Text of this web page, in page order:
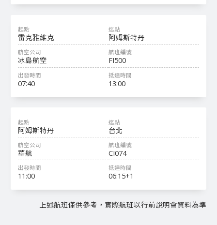
雷克雅維克 阿姆斯特丹
冰島航空 FI500
07:40 13:00
阿姆斯特丹 台北
華航 CI074
11:00 06:15+1
上述航班僅供參考，實際航班以行前說明會資料為準